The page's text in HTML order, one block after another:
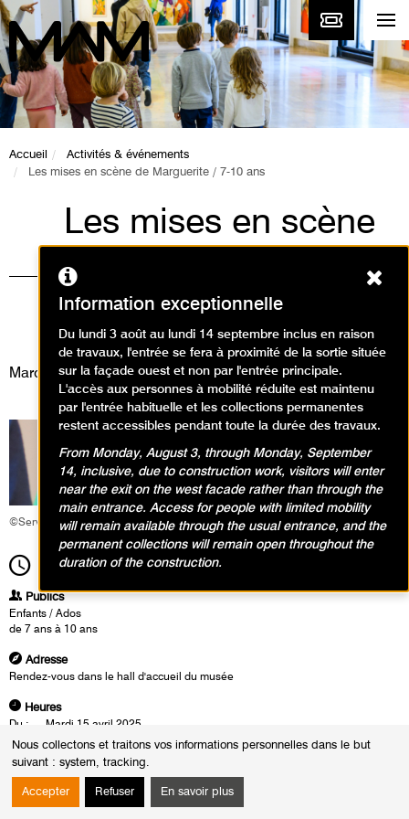
Nous collectons et traitons vos informations personnelles dans le but
suivant : system, tracking.
Accepter Refuser En savoir plus
Accueil
Activités & événements
Les mises en scène de Marguerite / 7-10 ans
Les mises en scène
de Marguerite / 7-10
ans
Ateliers / Atelier arts plastiques
Mardi 12 août 2025
©Service éducatif et culturel
14h00Durée2h00
Publics
Enfants / Ados
de 7 ans à 10 ans
Adresse
Rendez-vous dans le hall d'accueil du musée
Heures
Du :
Mardi 15 avril 2025
au :
Mardi 19 août 2025
Le :
Mardi 12 août 2025 de 14h00 à 16h00
Mardi 19 août 2025 de 14h00 à 16h00
Les enfants observent dans les portraits de Marguerite qu’Henri Matisse
Information exceptionnelle
Du lundi 3 août au lundi 14 septembre inclus en raison
de travaux, l'entrée se fera à proximité de la sortie située
sur la façade ouest et non par l'entrée principale.
L'accès aux personnes à mobilité réduite est maintenu
par l'entrée habituelle et les collections permanentes
restent accessibles pendant toute la durée des travaux.
From Monday, August 3, through Monday, September
14, inclusive, due to construction work, visitors will enter
near the exit on the west facade rather than through the
main entrance. Access for people with limited mobility
will remain available through the usual entrance, and the
permanent collections will remain open throughout the
duration of the construction.